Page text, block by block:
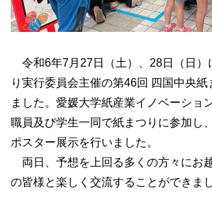
令和6年7月27日（土）、28日（日）
り実行委員会主催の第46回 四国中央
ました。愛媛大学紙産業イノベーショ
職員及び学生一同で紙まつりに参加し
ポスター展示を行いました。
両日、予想を上回る多くの方々にお
の皆様と楽しく交流することができまし